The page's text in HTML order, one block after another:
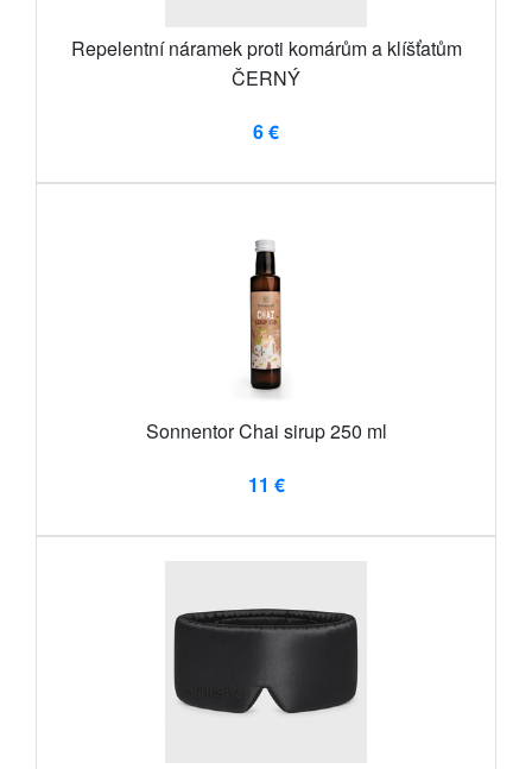
Repelentní náramek proti komárům a klíšťatům
ČERNÝ
6 €
Sonnentor Chai sirup 250 ml
11 €